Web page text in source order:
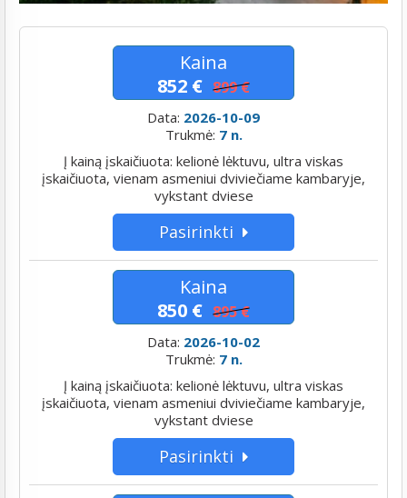
Kaina
852 € 899 €
Data: 2026-10-09
Trukmė: 7 n.
Į kainą įskaičiuota: kelionė lėktuvu, ultra viskas
įskaičiuota, vienam asmeniui dviviečiame kambaryje,
vykstant dviese
Pasirinkti
Kaina
850 € 895 €
Data: 2026-10-02
Trukmė: 7 n.
Į kainą įskaičiuota: kelionė lėktuvu, ultra viskas
įskaičiuota, vienam asmeniui dviviečiame kambaryje,
vykstant dviese
Pasirinkti